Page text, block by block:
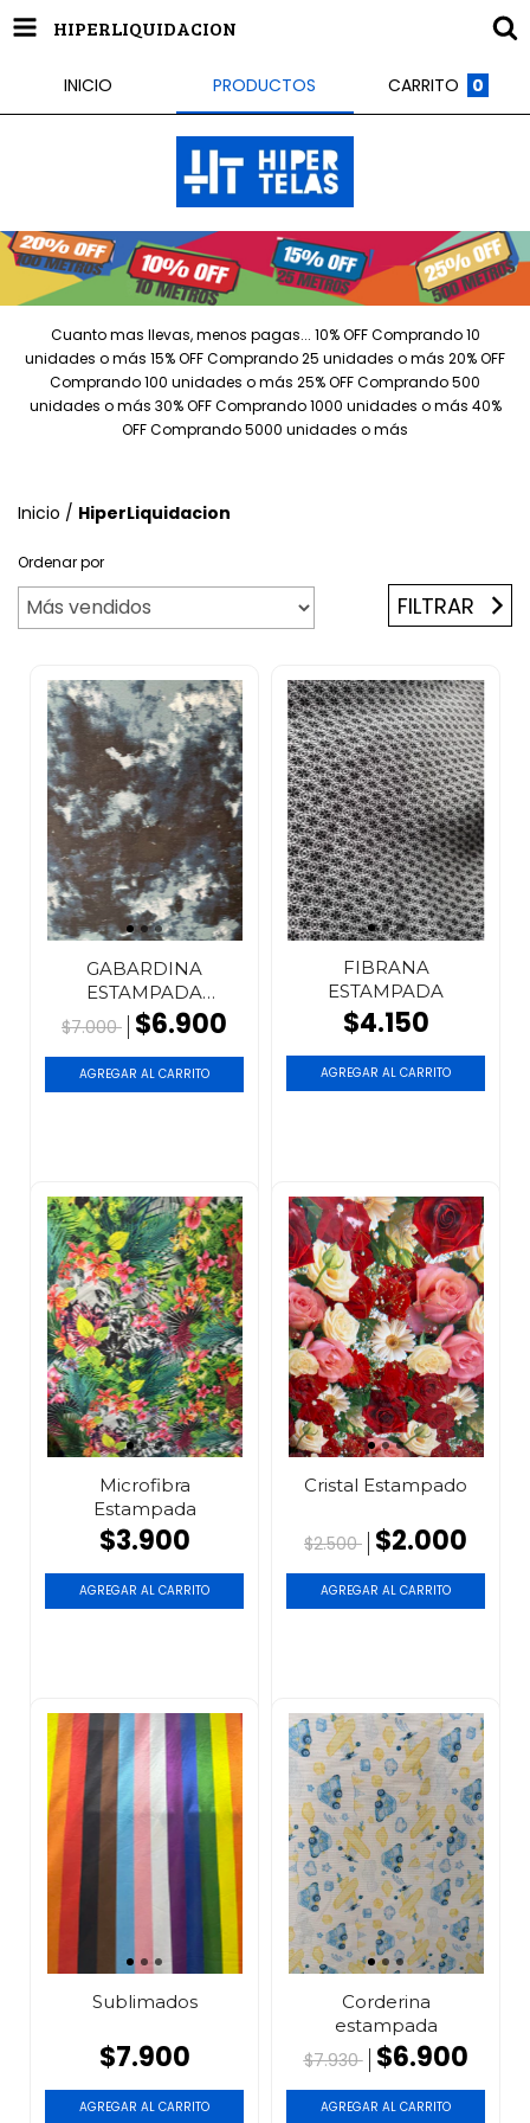
HIPERLIQUIDACION
INICIO PRODUCTOS CARRITO 0
Cuanto mas llevas, menos pagas... 10% OFF Comprando 10
unidades o más 15% OFF Comprando 25 unidades o más 20% OFF
Comprando 100 unidades o más 25% OFF Comprando 500
unidades o más 30% OFF Comprando 1000 unidades o más 40%
OFF Comprando 5000 unidades o más
Inicio / HiperLiquidacion
Ordenar por
FILTRAR
GABARDINA
ESTAMPADA
Camuflados
$7.000 $6.900
AGREGAR AL CARRITO
FIBRANA
ESTAMPADA
$4.150
AGREGAR AL CARRITO
Microfibra
Estampada
$3.900
AGREGAR AL CARRITO
Cristal Estampado
$2.500 $2.000
AGREGAR AL CARRITO
Sublimados
$7.900
AGREGAR AL CARRITO
Corderina
estampada
$7.930 $6.900
AGREGAR AL CARRITO